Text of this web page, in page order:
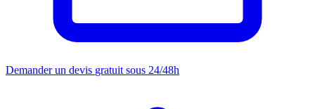
Demander un devis gratuit sous 24/48h